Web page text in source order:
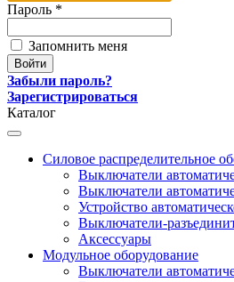
Пароль *
Запомнить меня
Забыли пароль?
Зарегистрироваться
Каталог
Силовое распределительное
Выключатели
Выключатели
Устройство
Выключатели-
Аксессуары
Модульное оборудование
Выключатели